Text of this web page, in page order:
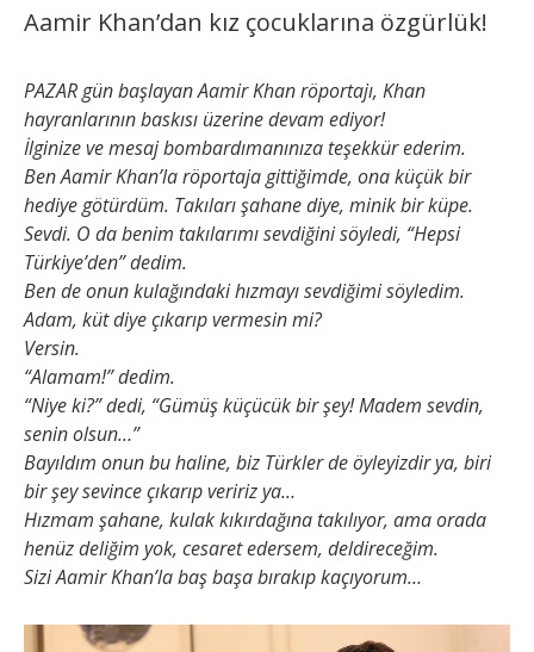
Aamir Khan’dan kız çocuklarına özgürlük!
PAZAR gün başlayan Aamir Khan röportajı, Khan
hayranlarının baskısı üzerine devam ediyor!
İlginize ve mesaj bombardımanınıza teşekkür ederim.
Ben Aamir Khan’la röportaja gittiğimde, ona küçük bir
hediye götürdüm. Takıları şahane diye, minik bir küpe.
Sevdi. O da benim takılarımı sevdiğini söyledi, “Hepsi
Türkiye’den” dedim.
Ben de onun kulağındaki hızmayı sevdiğimi söyledim.
Adam, küt diye çıkarıp vermesin mi?
Versin.
“Alamam!” dedim.
“Niye ki?” dedi, “Gümüş küçücük bir şey! Madem sevdin,
senin olsun…”
Bayıldım onun bu haline, biz Türkler de öyleyizdir ya, biri
bir şey sevince çıkarıp veririz ya…
Hızmam şahane, kulak kıkırdağına takılıyor, ama orada
henüz deliğim yok, cesaret edersem, deldireceğim.
Sizi Aamir Khan’la baş başa bırakıp kaçıyorum…